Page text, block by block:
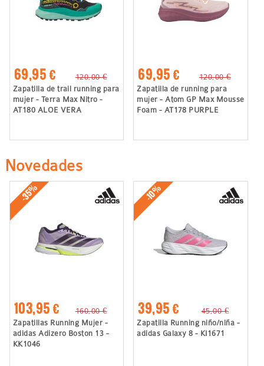
69,95 €
120,00 €
Zapatilla de trail running para
mujer - Terra Max Nitro -
AT180 ALOE VERA
69,95 €
120,00 €
Zapatilla de running para
mujer - Atom GP Max Mousse
Foam - AT178 PURPLE
Novedades
-35%
103,95 €
160,00 €
Zapatillas Running Mujer -
adidas Adizero Boston 13 -
KK1046
-10%
39,95 €
45,00 €
Zapatilla Running niño/niña -
adidas Galaxy 8 - KI1671